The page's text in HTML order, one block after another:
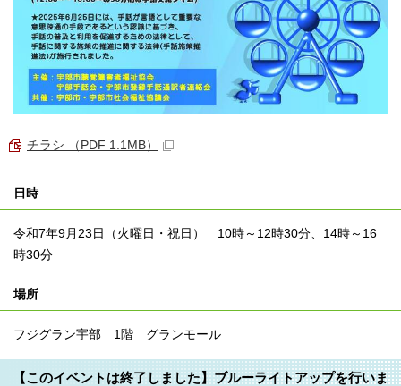
チラシ （PDF 1.1MB）
日時
令和7年9月23日（火曜日・祝日） 10時～12時30分、14時～16
時30分
場所
フジグラン宇部 1階 グランモール
【このイベントは終了しました】ブルーライトアップを行いま